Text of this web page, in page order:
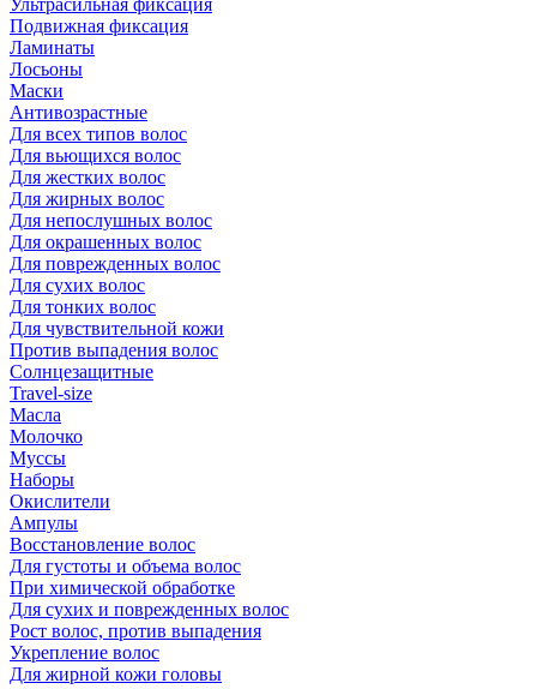
Ультрасильная фиксация
Подвижная фиксация
Ламинаты
Лосьоны
Маски
Антивозрастные
Для всех типов волос
Для вьющихся волос
Для жестких волос
Для жирных волос
Для непослушных волос
Для окрашенных волос
Для поврежденных волос
Для сухих волос
Для тонких волос
Для чувствительной кожи
Против выпадения волос
Солнцезащитные
Travel-size
Масла
Молочко
Муссы
Наборы
Окислители
Ампулы
Восстановление волос
Для густоты и объема волос
При химической обработке
Для сухих и поврежденных волос
Рост волос, против выпадения
Укрепление волос
Для жирной кожи головы